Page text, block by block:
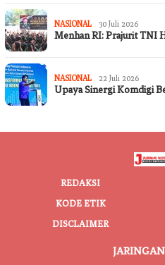
NASIONAL 30 Juli 2026
Menhan RI: Prajurit TNI
NASIONAL 22 Juli 2026
Upaya Sinergi Komdigi
REDAKSI
KODE ETIK
DISCLAIMER